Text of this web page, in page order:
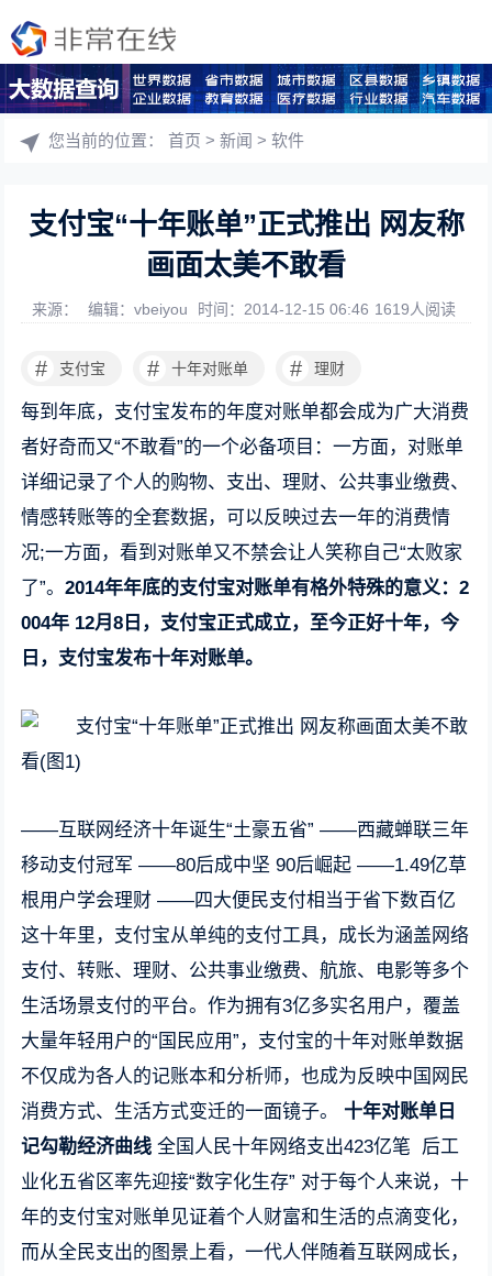
您当前的位置：首页 >新闻 >软件
支付宝“十年账单”正式推出 网友称
画面太美不敢看
来源： 编辑：vbeiyou 时间：2014-12-15 06:46 1619人阅读
# 支付宝 # 十年对账单 # 理财
每到年底，支付宝发布的年度对账单都会成为广大消费
者好奇而又“不敢看”的一个必备项目：一方面，对账单
详细记录了个人的购物、支出、理财、公共事业缴费、
情感转账等的全套数据，可以反映过去一年的消费情
况;一方面，看到对账单又不禁会让人笑称自己“太败家
了”。2014年年底的支付宝对账单有格外特殊的意义：2
004年 12月8日，支付宝正式成立，至今正好十年，今
日，支付宝发布十年对账单。
——互联网经济十年诞生“土豪五省” ——西藏蝉联三年
移动支付冠军 ——80后成中坚 90后崛起 ——1.49亿草
根用户学会理财 ——四大便民支付相当于省下数百亿
这十年里，支付宝从单纯的支付工具，成长为涵盖网络
支付、转账、理财、公共事业缴费、航旅、电影等多个
生活场景支付的平台。作为拥有3亿多实名用户，覆盖
大量年轻用户的“国民应用”，支付宝的十年对账单数据
不仅成为各人的记账本和分析师，也成为反映中国网民
消费方式、生活方式变迁的一面镜子。 十年对账单日
记勾勒经济曲线 全国人民十年网络支出423亿笔 后工
业化五省区率先迎接“数字化生存” 对于每个人来说，十
年的支付宝对账单见证着个人财富和生活的点滴变化，
而从全民支出的图景上看，一代人伴随着互联网成长，